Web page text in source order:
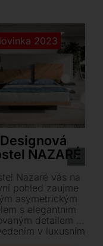
2023
Designová
NAZARÉ
Nazaré vás na
pohled zaujme
asymetrickým
s elegantním
detailem a
v luxusním